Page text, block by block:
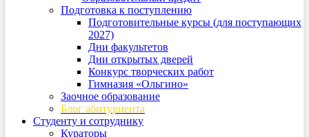
Подготовка к поступлению
Подготовительные курсы (для поступающих
2027)
Дни факультетов
Дни открытых дверей
Конкурс творческих работ
Гимназия «Ольгино»
Заочное образование
Блог абитуриента
Студенту и сотруднику
Кураторы